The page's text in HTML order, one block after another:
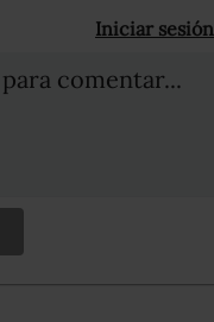
Iniciar sesión
comentar...